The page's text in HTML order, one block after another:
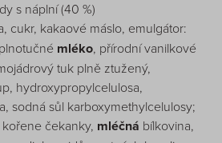
s náplní (40 %)
cukr, kakaové máslo, emulgátor:
mléko, přírodní vanilkové
tuk plně ztužený,
hydroxypropylcelulosa,
sodná sůl karboxymethylcelulosy;
čekanky, mléčná bílkovina,